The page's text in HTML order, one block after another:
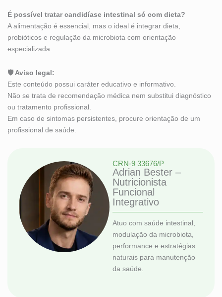
É possível tratar candidíase intestinal só com dieta?
A alimentação é essencial, mas o ideal é integrar dieta,
probióticos e regulação da microbiota com orientação
especializada.
🛡 Aviso legal:
Este conteúdo possui caráter educativo e informativo.
Não se trata de recomendação médica nem substitui diagnóstico
ou tratamento profissional.
Em caso de sintomas persistentes, procure orientação de um
profissional de saúde.
CRN-9 33676/P
Adrian Bester –
Nutricionista
Funcional
Integrativo
Atuo com saúde intestinal,
modulação da microbiota,
performance e estratégias
naturais para manutenção
da saúde.